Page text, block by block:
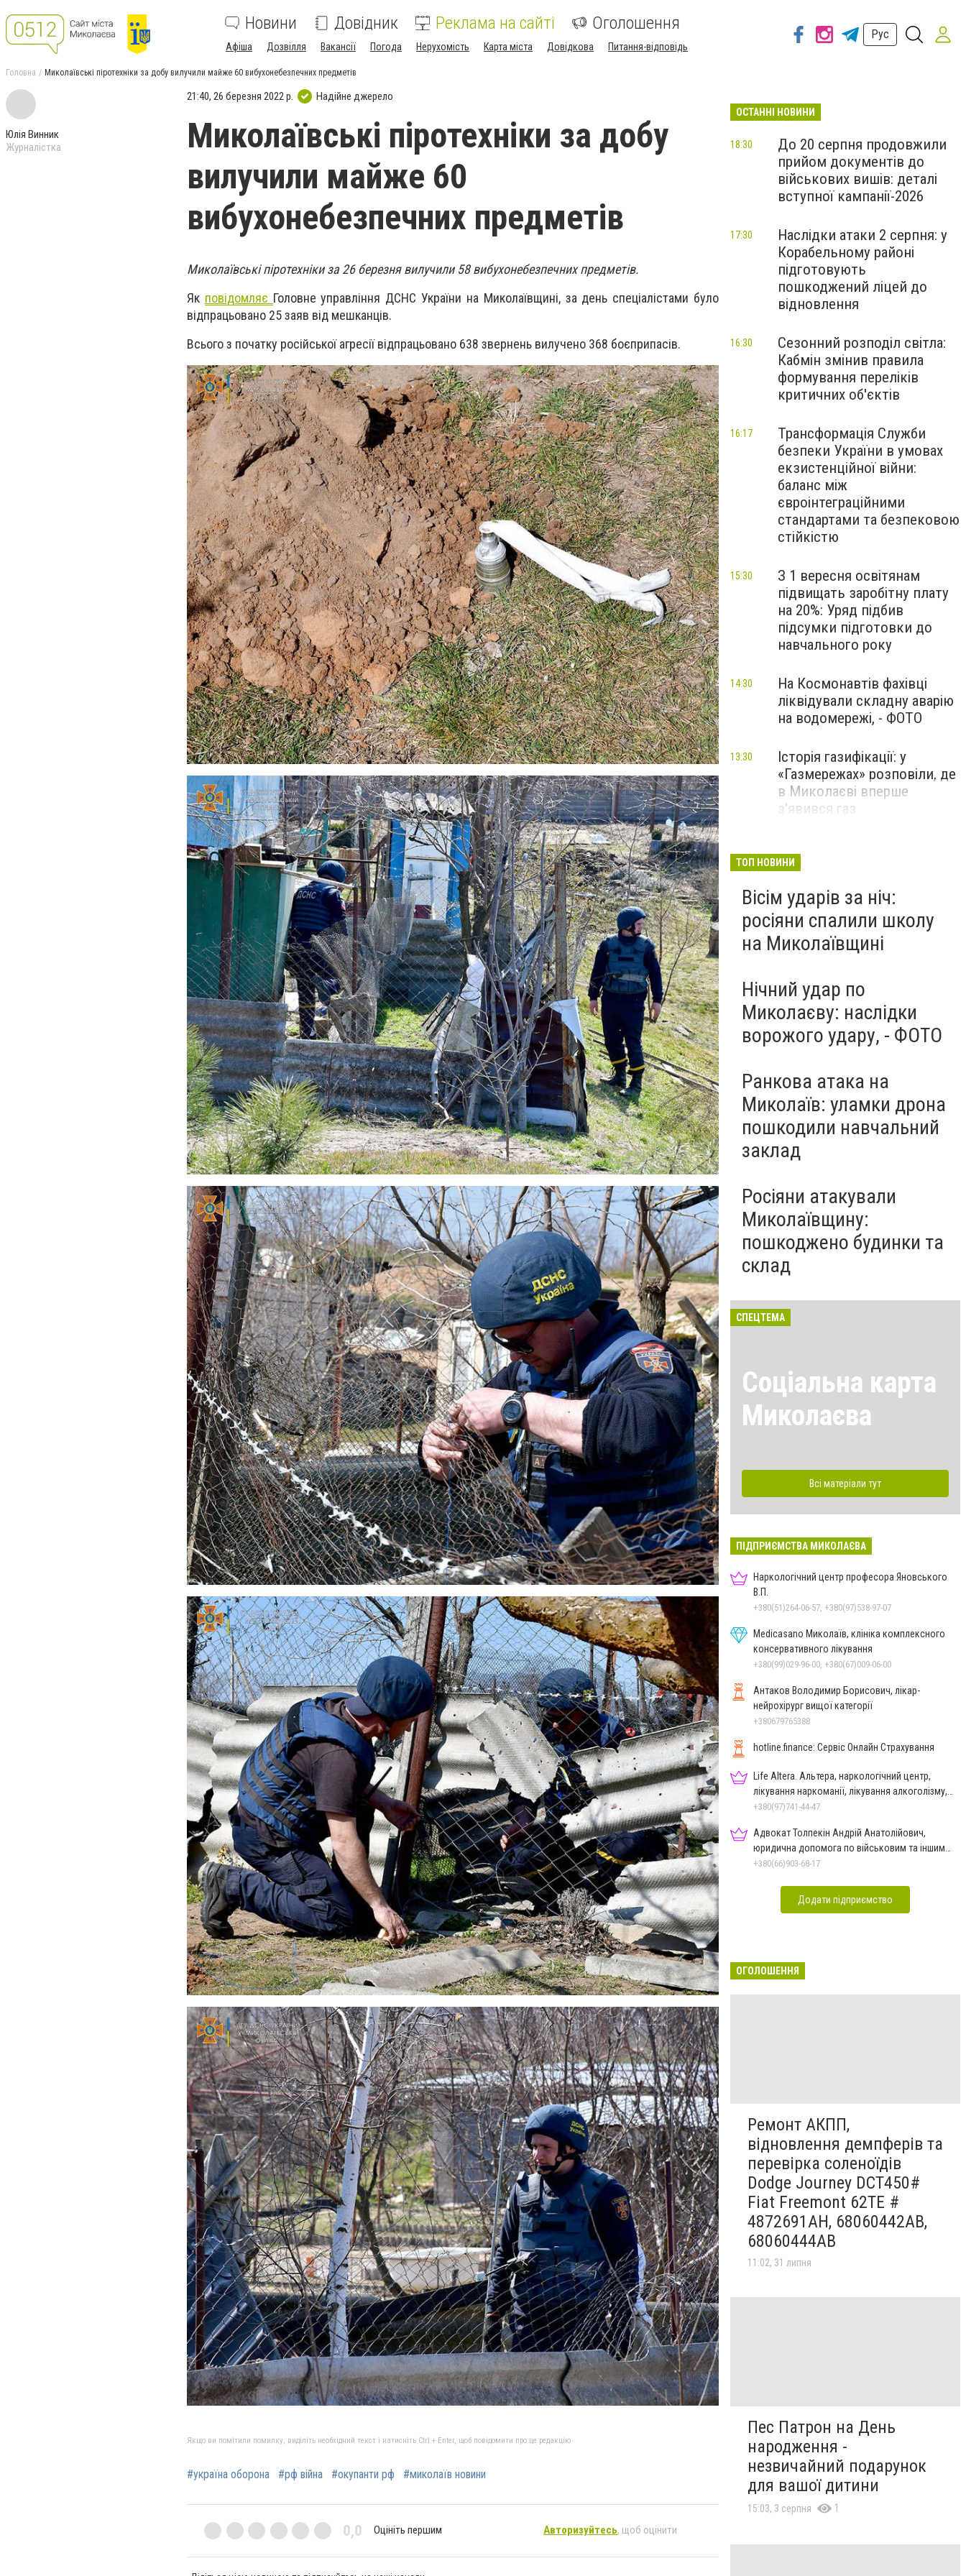
Новини Довідник Реклама на сайті Оголошення
Афіша Дозвілля Вакансії Погода Нерухомість Карта міста Довідкова Питання-відповідь
Рус
Головна Миколаївські піротехніки за добу вилучили майже 60 вибухонебезпечних предметів
Юлія Винник
Журналістка
21:40, 26 березня 2022 р. Надійне джерело
Миколаївські піротехніки за добу
вилучили майже 60
вибухонебезпечних предметів
Миколаївські піротехніки за 26 березня вилучили 58 вибухонебезпечних предметів.
Як повідомляє Головне управління ДСНС України на Миколаївщині, за день спеціалістами було
відпрацьовано 25 заяв від мешканців.
Всього з початку російської агресії відпрацьовано 638 звернень вилучено 368 боєприпасів.
Якщо ви помітили помилку, виділіть необхідний текст і натисніть Ctrl + Enter, щоб повідомити про це редакцію
#україна оборона #рф війна #окупанти рф #миколаїв новини
0,0 Оцініть першим Авторизуйтесь, щоб оцінити
ОСТАННІ НОВИНИ
До 20 серпня продовжили
прийом документів до
військових вишів: деталі
вступної кампанії-2026
18:30
Наслідки атаки 2 серпня: у
Корабельному районі
підготовують
пошкоджений ліцей до
відновлення
17:30
Сезонний розподіл світла:
Кабмін змінив правила
формування переліків
критичних об'єктів
16:30
Трансформація Служби
безпеки України в умовах
екзистенційної війни:
баланс між
євроінтеграційними
стандартами та безпековою
стійкістю
16:17
З 1 вересня освітянам
підвищать заробітну плату
на 20%: Уряд підбив
підсумки підготовки до
навчального року
15:30
На Космонавтів фахівці
ліквідували складну аварію
на водомережі, - ФОТО
14:30
Історія газифікації: у
«Газмережах» розповіли, де
в Миколаєві вперше
з'явився газ
13:30
Миколаєві 2026: шукаємо
перезавантаження
ПАРТНЕРСЬКИЙ СПЕЦПРОЄКТ
ТОП НОВИНИ
Вісім ударів за ніч:
росіяни спалили школу
на Миколаївщині
Нічний удар по
Миколаєву: наслідки
ворожого удару, - ФОТО
Ранкова атака на
Миколаїв: уламки дрона
пошкодили навчальний
заклад
Росіяни атакували
Миколаївщину:
пошкоджено будинки та
склад
СПЕЦТЕМА
Соціальна карта
Миколаєва
Всі матеріали тут
ПІДПРИЄМСТВА МИКОЛАЄВА
Наркологічний центр професора Яновського
В.П.
+380(51)264-06-57, +380(97)538-97-07
Medicasano Миколаїв, клініка комплексного
консервативного лікування
+380(99)029-96-00, +380(67)009-06-00
Антаков Володимир Борисович, лікар-
нейрохірург вищої категорії
+380679765388
hotline.finance: Сервіс Онлайн Страхування
Life Altera. Альтера, наркологічний центр,
лікування наркоманії, лікування алкоголізму,
зняття ломки
+380(97)741-44-47
Адвокат Толпекін Андрій Анатолійович,
юридична допомога по військовим та іншим
справам
+380(66)903-68-17
Додати підприємство
ОГОЛОШЕННЯ
Ремонт АКПП,
відновлення демпферів та
перевірка соленоїдів
Dodge Journey DCT450#
Fiat Freemont 62TE #
4872691AH, 68060442AB,
68060444AB
11:02, 31 липня
Пес Патрон на День
народження -
незвичайний подарунок
для вашої дитини
15:03, 3 серпня 1